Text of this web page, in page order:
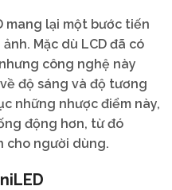
mang lại một bước tiến
Mặc dù LCD đã có
công nghệ này
độ sáng và độ tương
những nhược điểm này,
động hơn, từ đó
cho người dùng.